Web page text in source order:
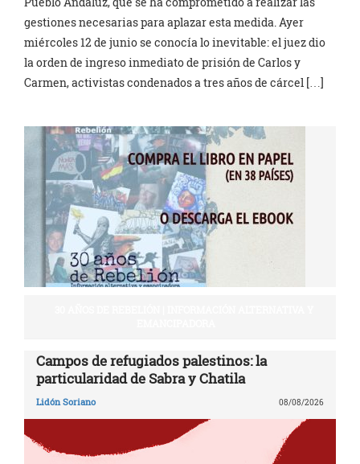
gestiones necesarias para aplazar esta medida. Ayer
miércoles 12 de junio se conocía lo inevitable: el juez dio
la orden de ingreso inmediato de prisión de Carlos y
Carmen, activistas condenados a tres años de cárcel […]
Campos de refugiados palestinos: la
particularidad de Sabra y Chatila
Lidón Soriano 08/08/2026